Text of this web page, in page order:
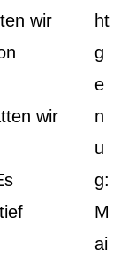
ht
g
e
n
u
g:
M
ai
wir
wir